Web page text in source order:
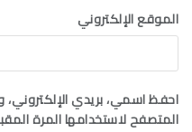
الموقع الإلكتروني
احفظ اسمي، بريدي
المتصفح لاستخدامها المرة